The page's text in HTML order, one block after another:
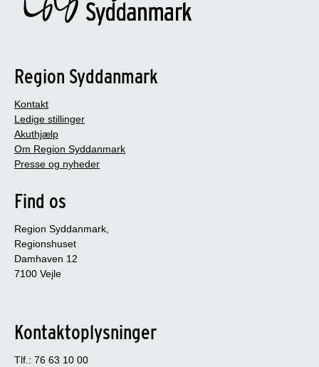
Region Syddanmark
Kontakt
Ledige stillinger
Akuthjælp
Om Region Syddanmark
Presse og nyheder
Find os
Region Syddanmark,
Regionshuset
Damhaven 12
7100 Vejle
Kontaktoplysninger
Tlf.: 76 63 10 00